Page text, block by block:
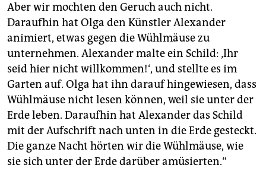
Aber wir mochten den Geruch auch nicht.
Daraufhin hat Olga den Künstler Alexander
animiert, etwas gegen die Wühlmäuse zu
unternehmen. Alexander malte ein Schild: ‚Ihr
seid hier nicht willkommen!‘, und stellte es im
Garten auf. Olga hat ihn darauf hingewiesen, dass
Wühlmäuse nicht lesen können, weil sie unter der
Erde leben. Daraufhin hat Alexander das Schild
mit der Aufschrift nach unten in die Erde gesteckt.
Die ganze Nacht hörten wir die Wühlmäuse, wie
sie sich unter der Erde darüber amüsierten.“